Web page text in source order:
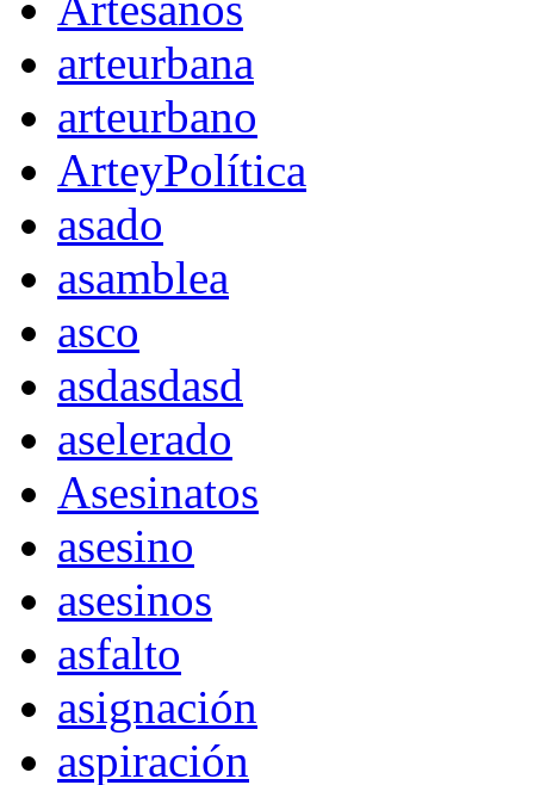
arteurbana
arteurbano
ArteyPolítica
asado
asamblea
asco
asdasdasd
aselerado
Asesinatos
asesino
asesinos
asfalto
asignación
aspiración